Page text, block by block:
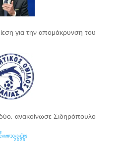
για την απομάκρυνση του
ανακοίνωσε Σιδηρόπουλο